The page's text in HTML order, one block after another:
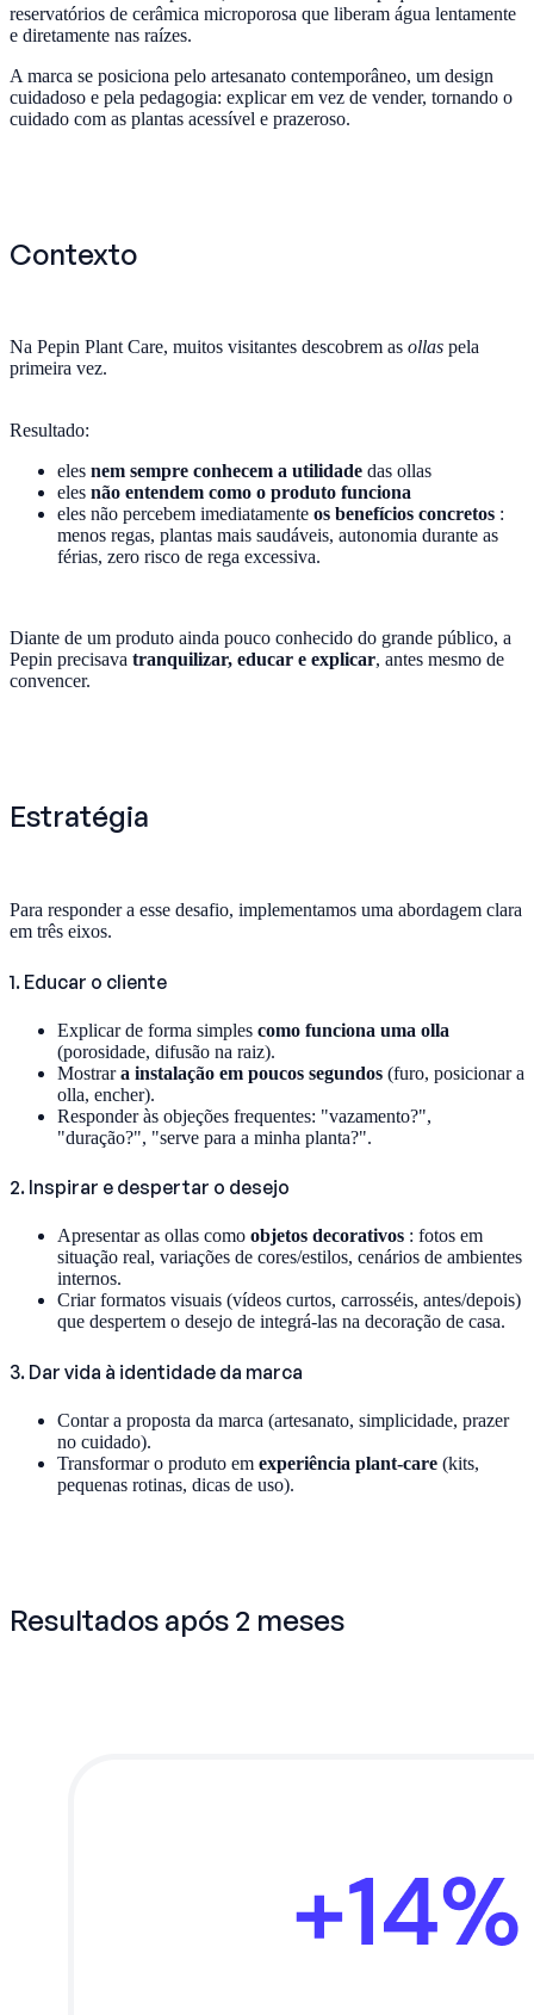
reservatórios de cerâmica microporosa que liberam água lentamente
e diretamente nas raízes.
A marca se posiciona pelo artesanato contemporâneo, um design
cuidadoso e pela pedagogia: explicar em vez de vender, tornando o
cuidado com as plantas acessível e prazeroso.
Contexto
Na Pepin Plant Care, muitos visitantes descobrem as ollas pela
primeira vez.
Resultado:
eles nem sempre conhecem a utilidade das ollas
eles não entendem como o produto funciona
eles não percebem imediatamente os benefícios concretos :
menos regas, plantas mais saudáveis, autonomia durante as
férias, zero risco de rega excessiva.
Diante de um produto ainda pouco conhecido do grande público, a
Pepin precisava tranquilizar, educar e explicar, antes mesmo de
convencer.
Estratégia
Para responder a esse desafio, implementamos uma abordagem clara
em três eixos.
1. Educar o cliente
Explicar de forma simples como funciona uma olla
(porosidade, difusão na raiz).
Mostrara instalação em poucos segundos (furo, posicionar a
olla, encher).
Responder às objeções frequentes: "vazamento?",
"duração?", "serve para a minha planta?".
2. Inspirar e despertar o desejo
Apresentar as ollas como objetos decorativos : fotos em
situação real, variações de cores/estilos, cenários de ambientes
internos.
Criar formatos visuais (vídeos curtos, carrosséis, antes/depois)
que despertem o desejo de integrá-las na decoração de casa.
3. Dar vida à identidade da marca
Contar a proposta da marca (artesanato, simplicidade, prazer
no cuidado).
Transformar o produto em experiência plant-care (kits,
pequenas rotinas, dicas de uso).
Resultados após 2 meses